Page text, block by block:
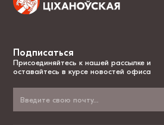
Подписаться
Присоединяйтесь к нашей рассылке и
оставайтесь в курсе новостей офиса